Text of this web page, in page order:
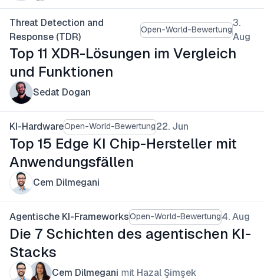
Threat Detection and
Response (TDR)
Open-World-Bewertung
3.
Aug
Top 11 XDR-Lösungen im Vergleich
und Funktionen
Sedat Dogan
KI-HardwareOpen-World-Bewertung22. Jun
Top 15 Edge KI Chip-Hersteller mit
Anwendungsfällen
Cem Dilmegani
Agentische KI-FrameworksOpen-World-Bewertung4. Aug
Die 7 Schichten des agentischen KI-
Stacks
Cem Dilmegani mit Hazal Şimşek